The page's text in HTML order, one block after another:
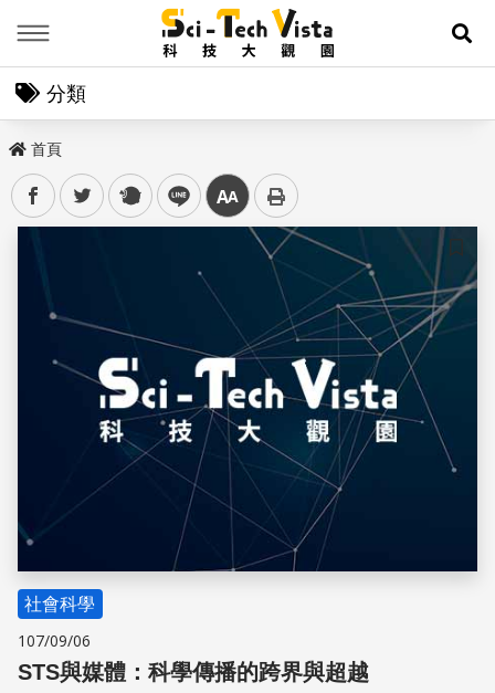
展
分類
首頁
facebooktwitter plurk line 中
儲存
社會科學
107/09/06
STS與媒體：科學傳播的跨界與超越